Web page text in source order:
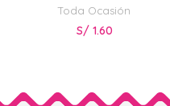
Toda Ocasión
S/ 1.60